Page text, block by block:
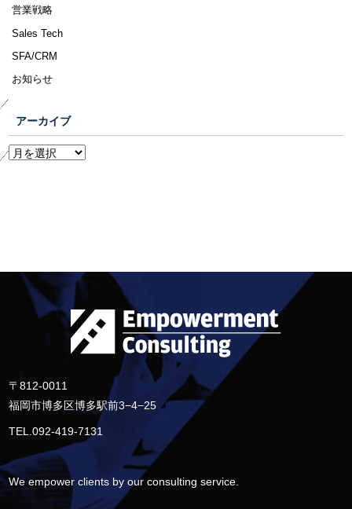
営業戦略
Sales Tech
SFA/CRM
お知らせ
アーカイブ
〒812-0011
福岡市博多区博多駅前3−4−25
TEL.092-419-7131
We empower clients by our consulting service.